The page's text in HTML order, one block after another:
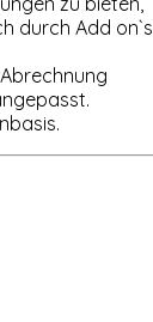
durch Add on`s